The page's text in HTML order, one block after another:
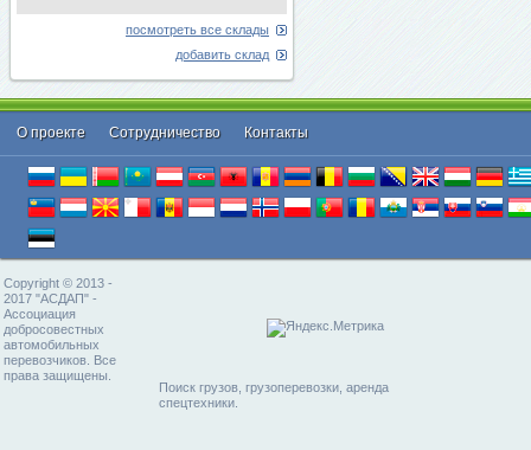
посмотреть все склады
добавить склад
О проекте Cотрудничество Контакты
Copyright © 2013 -
2017 "АСДАП" -
Ассоциация
добросовестных
автомобильных
перевозчиков. Все
права защищены.
Поиск грузов, грузоперевозки, аренда
спецтехники.